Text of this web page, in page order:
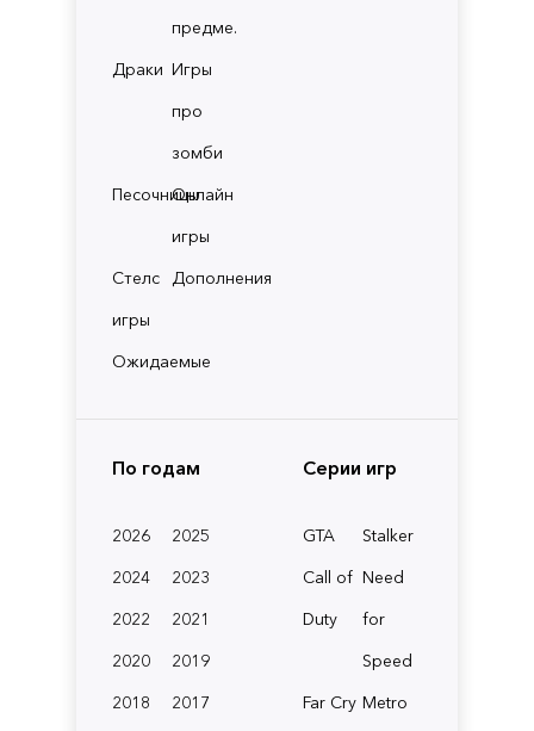
предме.
Драки Игры
про
зомби
ПесочницыОнлайн
игры
Стелс
игры
Дополнения
Ожидаемые
По годам
2026
2025
2024
2023
2022
2021
2020
2019
2018
2017
Серии игр
GTA
Stalker
Call of
Duty
Need
for
Speed
Far Cry Metro